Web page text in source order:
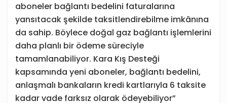
aboneler bağlantı bedelini faturalarına
yansıtacak şekilde taksitlendirebilme imkânına
da sahip. Böylece doğal gaz bağlantı işlemlerini
daha planlı bir ödeme süreciyle
tamamlanabiliyor. Kara Kış Desteği
kapsamında yeni aboneler, bağlantı bedelini,
anlaşmalı bankaların kredi kartlarıyla 6 taksite
kadar vade farksız olarak ödeyebiliyor”